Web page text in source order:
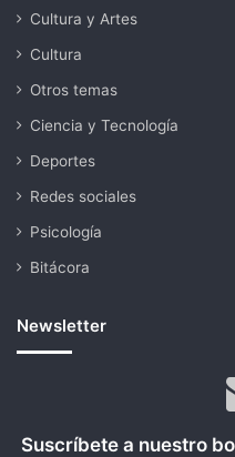
Cultura y Artes
Cultura
Otros temas
Ciencia y Tecnología
Deportes
Redes sociales
Psicología
Bitácora
Newsletter
Suscríbete a nuestro